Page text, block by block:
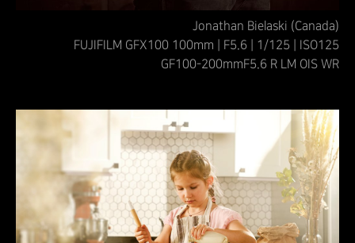
Jonathan Bielaski (Canada)
FUJIFILM GFX100 100mm | F5.6 | 1/125 | ISO125
GF100-200mmF5.6 R LM OIS WR